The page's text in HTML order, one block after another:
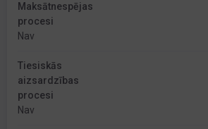
Maksātnespējas
procesi
Nav
Tiesiskās
aizsardzības
procesi
Nav